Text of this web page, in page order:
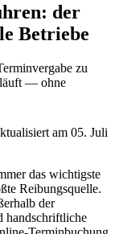
der
Betriebe
zu
läuft — ohne
am 05. Juli
das wichtigste
Reibungsquelle.
der
handschriftliche